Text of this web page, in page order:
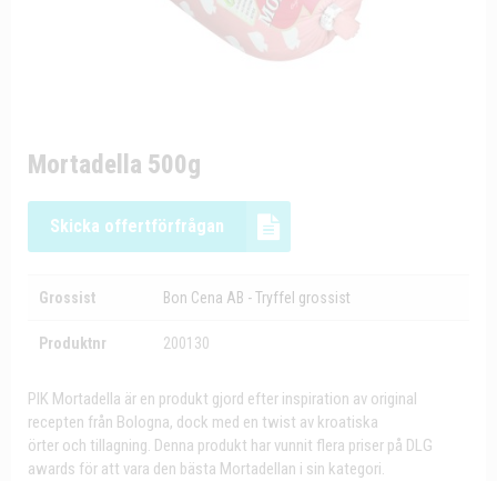
Mortadella 500g
Skicka offertförfrågan
Grossist Bon Cena AB - Tryffel grossist
Produktnr 200130
PIK Mortadella är en produkt gjord efter inspiration av original
recepten från Bologna, dock med en twist av kroatiska
örter och tillagning. Denna produkt har vunnit flera priser på DLG
awards för att vara den bästa Mortadellan i sin kategori.